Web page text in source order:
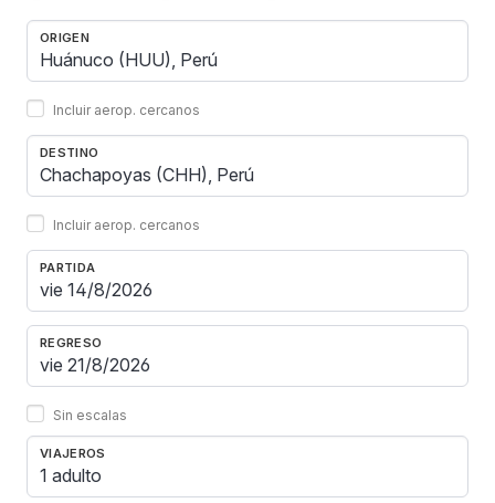
ORIGEN
Incluir aerop. cercanos
DESTINO
Incluir aerop. cercanos
PARTIDA
REGRESO
Sin escalas
VIAJEROS
1 adulto